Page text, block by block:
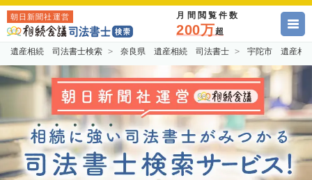
朝日新聞社運営 月間閲覧件数
200万超
遺産相続 司法書士検索 奈良県 遺産相続 司法書士 宇陀市 遺産相